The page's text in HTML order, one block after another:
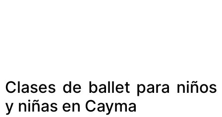
Clases de ballet para niños
y niñas en Cayma